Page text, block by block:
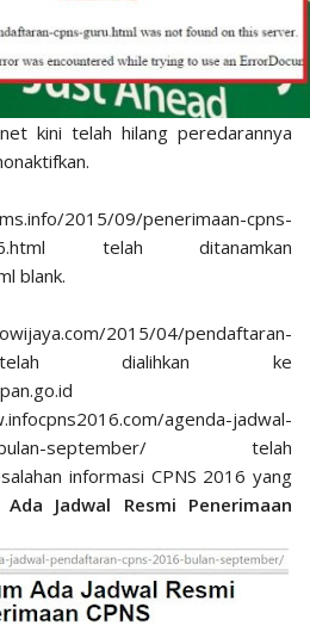
kini telah hilang peredarannya
2015/09/penerimaan-cpns-
telah ditanamkan
blank.
2015/04/pendaftaran-
telah dialihkan ke
agenda-jadwal-
bulan-september/ telah
informasi CPNS 2016 yang
Jadwal Resmi Penerimaan